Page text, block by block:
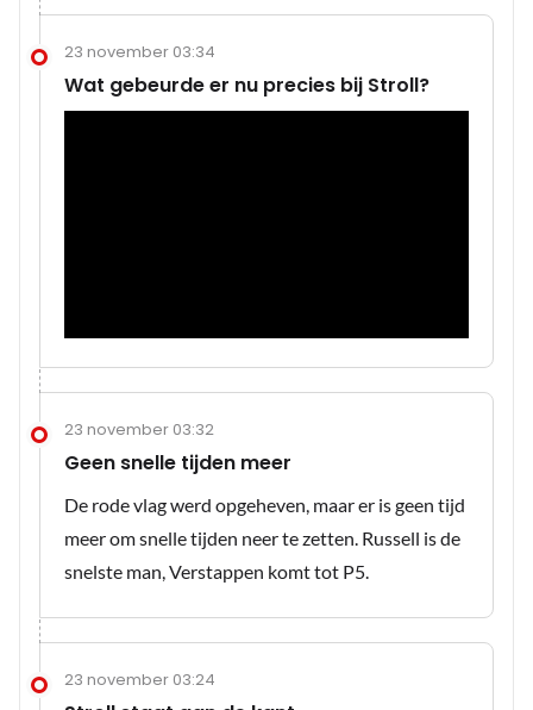
23 november 03:34
Wat gebeurde er nu precies bij Stroll?
23 november 03:32
Geen snelle tijden meer
De rode vlag werd opgeheven, maar er is geen tijd
meer om snelle tijden neer te zetten. Russell is de
snelste man, Verstappen komt tot P5.
23 november 03:24